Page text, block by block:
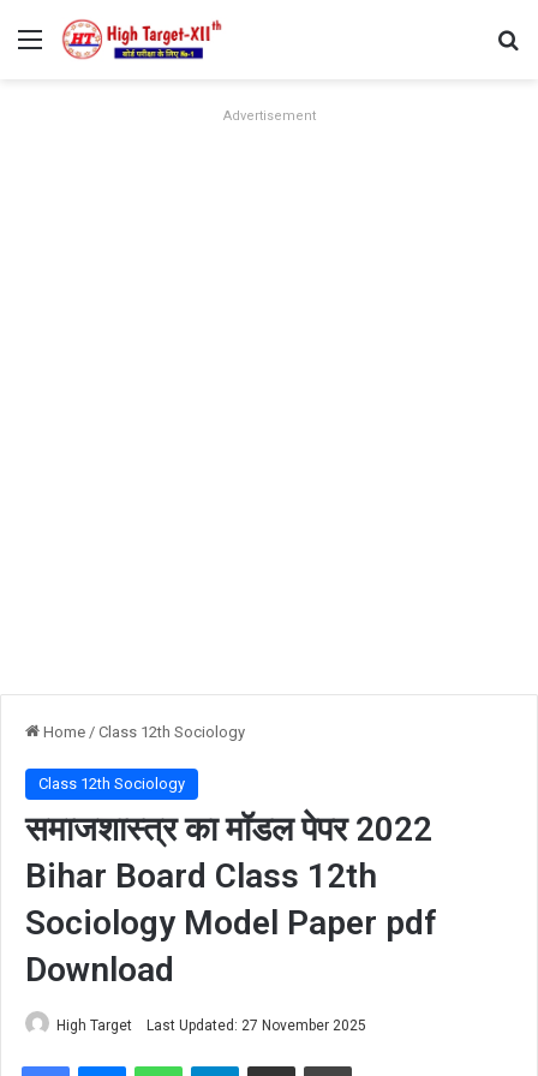
Menu
Advertisement
Home / Class 12th Sociology
Class 12th Sociology
समाजशास्त्र का मॉडल पेपर 2022
Bihar Board Class 12th
Sociology Model Paper pdf
Download
High Target Last Updated: 27 November 2025
FacebookMessengerWhatsAppTelegramShare via Email Print